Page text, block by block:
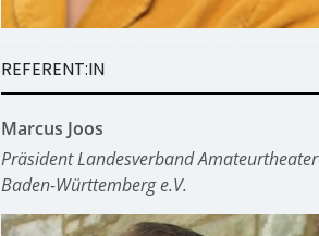
REFERENT:IN
Marcus Joos
Präsident Landesverband Amateurtheater
Baden-Württemberg e.V.